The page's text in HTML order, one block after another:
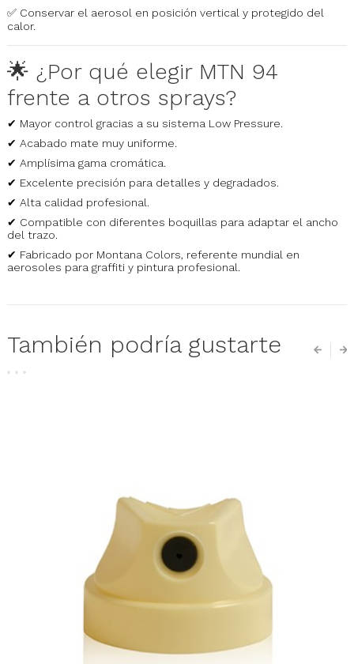
✅ Conservar el aerosol en posición vertical y protegido del
calor.
🌟 ¿Por qué elegir MTN 94
frente a otros sprays?
✔ Mayor control gracias a su sistema Low Pressure.
✔ Acabado mate muy uniforme.
✔ Amplísima gama cromática.
✔ Excelente precisión para detalles y degradados.
✔ Alta calidad profesional.
✔ Compatible con diferentes boquillas para adaptar el ancho
del trazo.
✔ Fabricado por Montana Colors, referente mundial en
aerosoles para graffiti y pintura profesional.
También podría gustarte